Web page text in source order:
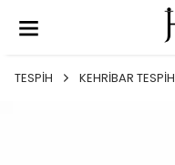
TESPİH KEHRİBAR TESPİH